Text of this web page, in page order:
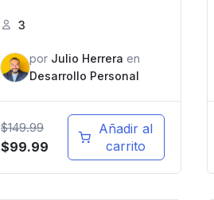
manejo en
Georgia
3
por Julio Herrera en
Desarrollo Personal
$149.99
$99.99
Añadir al
carrito